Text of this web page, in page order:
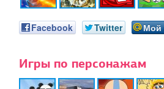
Facebook Twitter Мой
Игры по персонажам